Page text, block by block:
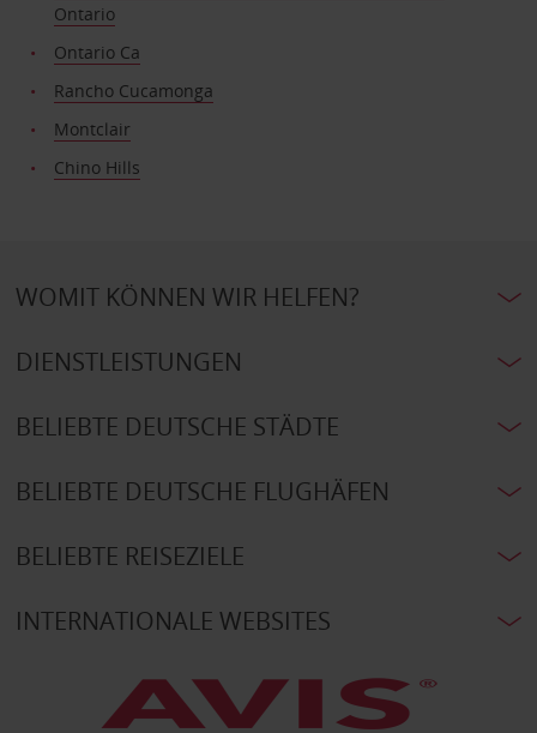
Ontario
Ontario Ca
Rancho Cucamonga
Montclair
Chino Hills
WOMIT KÖNNEN WIR HELFEN?
DIENSTLEISTUNGEN
BELIEBTE DEUTSCHE STÄDTE
BELIEBTE DEUTSCHE FLUGHÄFEN
BELIEBTE REISEZIELE
INTERNATIONALE WEBSITES